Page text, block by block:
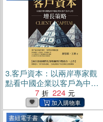
3.客戶資本：以兩岸專家觀
點看中國企業以客戶為中心
的增長策略(電子書)
7 224
書紐電子書